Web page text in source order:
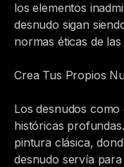
los elementos
desnudo sigan
normas éticas de
Crea Tus Propios
Los desnudos
históricas
pintura clásica,
desnudo servía